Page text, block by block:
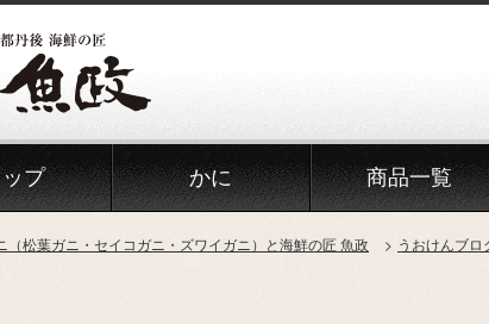
プ かに 商品一覧
（松葉ガニ・セイコガニ・ズワイガニ）と海鮮の匠 魚政 うおけんブロ